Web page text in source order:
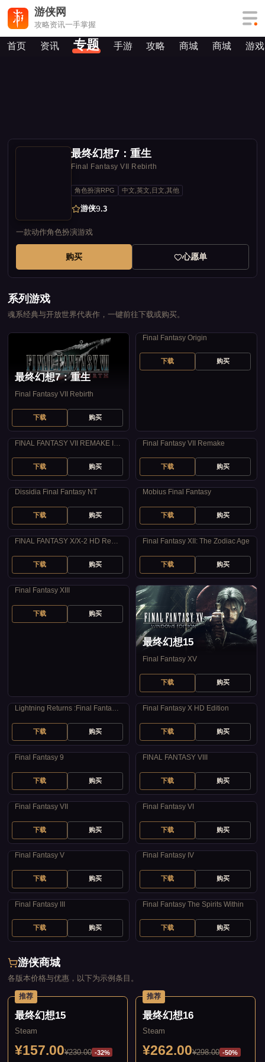
游侠网
攻略资讯一手掌握
首页 资讯 专题 手游 攻略 商城 商城 游戏
最终幻想7：重生
Final Fantasy VII Rebirth
角色扮演RPG 中文,英文,日文,其他
游侠9.3
一款动作角色扮演游戏
购买 心愿单
系列游戏
魂系经典与开放世界代表作，一键前往下载或购买。
最终幻想7：重生
Final Fantasy VII Rebirth
下载 购买
最终幻想：起源
Final Fantasy Origin
下载 购买
最终幻想7：重制过渡版
FINAL FANTASY VII REMAKE INTERGRADE
下载 购买
Final Fantasy VII Remake
下载 购买
最终幻想：纷争NT
Dissidia Final Fantasy NT
下载 购买
最终幻想：莫比乌斯
Mobius Final Fantasy
下载 购买
最终幻想10/10-2高清重制版
FINAL FANTASY X/X-2 HD Remaster
下载 购买
最终幻想12：黄道年代
Final Fantasy XII: The Zodiac Age
下载 购买
最终幻想13
Final Fantasy XIII
下载 购买
最终幻想15
Final Fantasy XV
下载 购买
Lightning Returns :Final Fantasy XIII
下载 购买
最终幻想10：高清版
Final Fantasy X HD Edition
下载 购买
最终幻想9
Final Fantasy 9
下载 购买
最终幻想8
FINAL FANTASY VIII
下载 购买
最终幻想7
Final Fantasy VII
下载 购买
最终幻想6
Final Fantasy VI
下载 购买
最终幻想5
Final Fantasy V
下载 购买
最终幻想4
Final Fantasy IV
下载 购买
最终幻想3
Final Fantasy III
下载 购买
最终幻想
Final Fantasy The Spirits Within
下载 购买
游侠商城
各版本价格与优惠，以下为示例条目。
推荐
最终幻想15
Steam
¥157.00¥230.00 -32%
推荐
最终幻想16
Steam
¥262.00¥298.00 -50%